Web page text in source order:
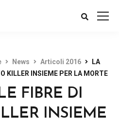
News Articoli 2016
LA
KILLER INSIEME PER LA MORTE
FIBRE DI
INSIEME